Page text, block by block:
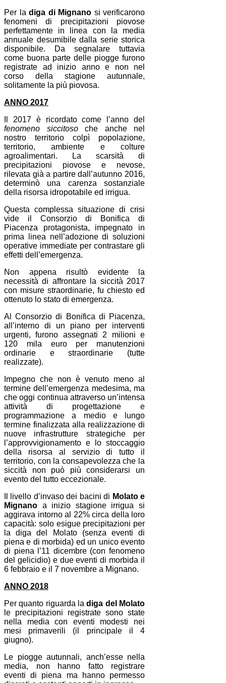
Per ladiga di Mignano si verificarono
fenomeni di precipitazioni piovose
perfettamente in linea con la media
annuale desumibile dalla serie storica
disponibile. Da segnalare tuttavia
come buona parte delle piogge furono
registrate ad inizio anno e non nel
corso della stagione autunnale,
solitamente la più piovosa.
ANNO 2017
Il 2017 è ricordato come l’anno del
fenomeno siccitosoche anche nel
nostro territorio colpì popolazione,
territorio, ambiente e colture
agroalimentari. La scarsità di
precipitazioni piovose e nevose,
rilevata già a partire dall’autunno 2016,
determinò una carenza sostanziale
della risorsa idropotabile ed irrigua.
Questa complessa situazione di crisi
vide il Consorzio di Bonifica di
Piacenza protagonista, impegnato in
prima linea nell’adozione di soluzioni
operative immediate per contrastare gli
effetti dell’emergenza.
Non appena risultò evidente la
necessità di affrontare la siccità 2017
con misure straordinarie, fu chiesto ed
ottenuto lo stato di emergenza.
Al Consorzio di Bonifica di Piacenza,
all’interno di un piano per interventi
urgenti, furono assegnati 2 milioni e
120 mila euro per manutenzioni
ordinarie e straordinarie (tutte
realizzate).
Impegno che non è venuto meno al
termine dell’emergenza medesima, ma
che oggi continua attraverso un’intensa
attività di progettazione e
programmazione a medio e lungo
termine finalizzata alla realizzazione di
nuove infrastrutture strategiche per
l’approvvigionamento e lo stoccaggio
della risorsa al servizio di tutto il
territorio, con la consapevolezza che la
siccità non può più considerarsi un
evento del tutto eccezionale.
Il livello d’invaso dei bacini di Molato e
Mignano a inizio stagione irrigua si
aggirava intorno al 22% circa della loro
capacità: solo esigue precipitazioni per
la diga del Molato (senza eventi di
piena e di morbida) ed un unico evento
di piena l’11 dicembre (con fenomeno
del gelicidio) e due eventi di morbida il
6 febbraio e il 7 novembre a Mignano.
ANNO 2018
Per quanto riguarda ladiga del Molato
le precipitazioni registrate sono state
nella media con eventi modesti nei
mesi primaverili (il principale il 4
giugno).
Le piogge autunnali, anch’esse nella
media, non hanno fatto registrare
eventi di piena ma hanno permesso